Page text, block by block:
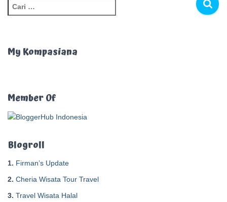
a
u
k
:
My Kompasiana
Member Of
Blogroll
1. Firman’s Update
2. Cheria Wisata Tour Travel
3. Travel Wisata Halal